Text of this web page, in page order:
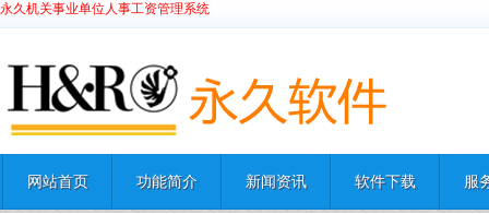
永久机关事业单位人事工资管理系统
网站首页 功能简介 新闻资讯 软件下载 服